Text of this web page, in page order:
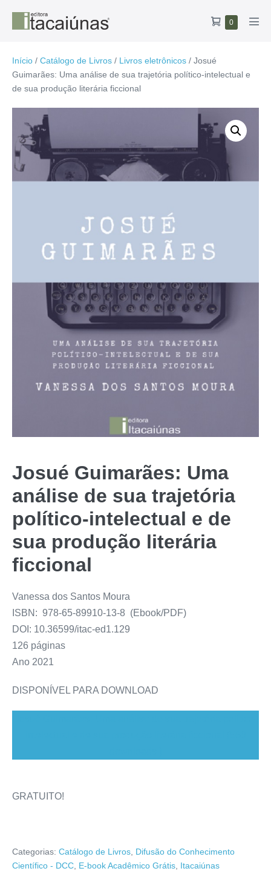
conteúdo
Carrinho
0Itens
Início / Catálogo de Livros / Livros eletrônicos / Josué
Guimarães: Uma análise de sua trajetória político-intelectual e
de sua produção literária ficcional
Josué Guimarães: Uma
análise de sua trajetória
político-intelectual e de
sua produção literária
ficcional
Vanessa dos Santos Moura
ISBN: 978-65-89910-13-8 (Ebook/PDF)
DOI: 10.36599/itac-ed1.129
126 páginas
Ano 2021
DISPONÍVEL PARA DOWNLOAD
GRATUITO!
Categorias: Catálogo de Livros, Difusão do Conhecimento
Científico - DCC, E-book Acadêmico Grátis, Itacaiúnas